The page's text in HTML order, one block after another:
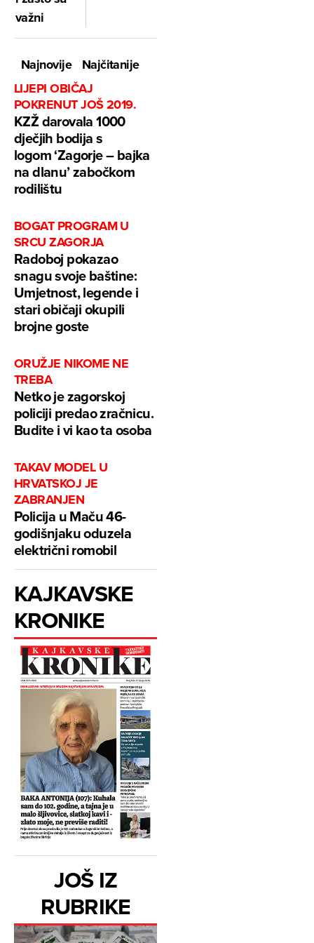
važni
Najnovije
Najčitanije
LIJEPI OBIČAJ
POKRENUT JOŠ 2019.
KZŽ darovala 1000
dječjih bodija s
logom ‘Zagorje – bajka
na dlanu’ zabočkom
rodilištu
BOGAT PROGRAM U
SRCU ZAGORJA
Radoboj pokazao
snagu svoje baštine:
Umjetnost, legende i
stari običaji okupili
brojne goste
ORUŽJE NIKOME NE
TREBA
Netko je zagorskoj
policiji predao zračnicu.
Budite i vi kao ta osoba
TAKAV MODEL U
HRVATSKOJ JE
ZABRANJEN
Policija u Maču 46-
godišnjaku oduzela
električni romobil
KAJKAVSKE
KRONIKE
JOŠ IZ
RUBRIKE